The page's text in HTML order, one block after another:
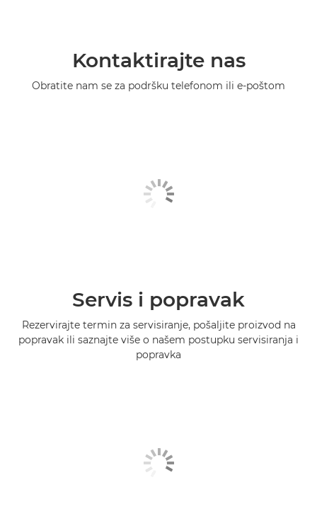
Kontaktirajte nas
Obratite nam se za podršku telefonom ili e-poštom
Servis i popravak
Rezervirajte termin za servisiranje, pošaljite proizvod na
popravak ili saznajte više o našem postupku servisiranja i
popravka